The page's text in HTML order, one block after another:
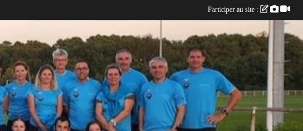
Participer au site :